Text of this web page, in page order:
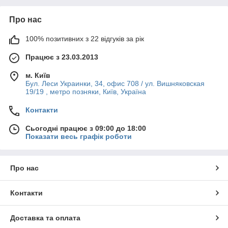
Про нас
100% позитивних з 22 відгуків за рік
Працює з 23.03.2013
м. Київ
Бул. Леси Украинки, 34, офис 708 / ул. Вишняковская
19/19 , метро позняки, Київ, Україна
Контакти
Сьогодні працює з 09:00 до 18:00
Показати весь графік роботи
Про нас
Контакти
Доставка та оплата